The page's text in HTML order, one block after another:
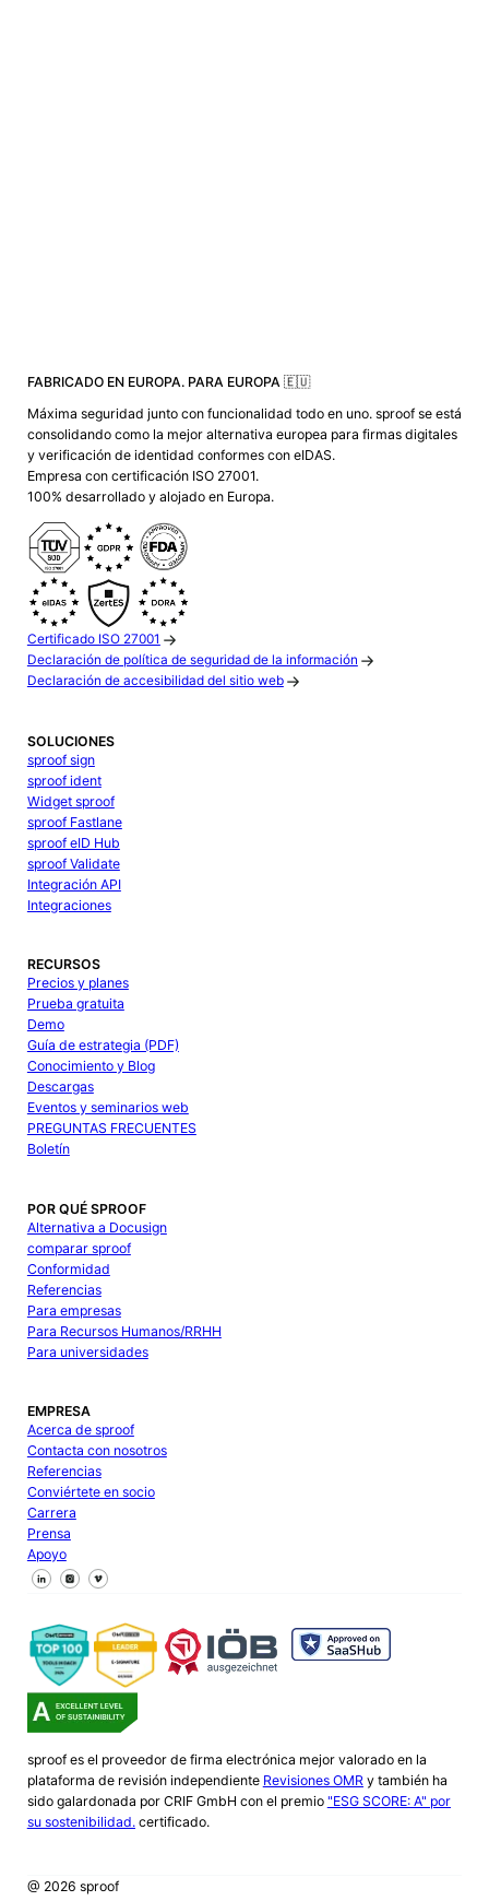
FABRICADO EN EUROPA. PARA EUROPA 🇪🇺
Máxima seguridad junto con funcionalidad todo en uno. sproof se está
consolidando como la mejor alternativa europea para firmas digitales
y verificación de identidad conformes con eIDAS.
Empresa con certificación ISO 27001.
100% desarrollado y alojado en Europa.
Certificado ISO 27001
Declaración de política de seguridad de la información
Declaración de accesibilidad del sitio web
SOLUCIONES
sproof sign
sproof ident
Widget sproof
sproof Fastlane
sproof eID Hub
sproof Validate
Integración API
Integraciones
RECURSOS
Precios y planes
Prueba gratuita
Demo
Guía de estrategia (PDF)
Conocimiento y Blog
Descargas
Eventos y seminarios web
PREGUNTAS FRECUENTES
Boletín
POR QUÉ SPROOF
Alternativa a Docusign
comparar sproof
Conformidad
Referencias
Para empresas
Para Recursos Humanos/RRHH
Para universidades
EMPRESA
Acerca de sproof
Contacta con nosotros
Referencias
Conviértete en socio
Carrera
Prensa
Apoyo
Síguenos en Facebook
Síguenos en X
Síguenos en LinkedIn
sproof es el proveedor de firma electrónica mejor valorado en la
plataforma de revisión independiente Revisiones OMRy también ha
sido galardonada por CRIF GmbH con el premio "ESG SCORE: A" por
su sostenibilidad.certificado.
@ 2026 sproof